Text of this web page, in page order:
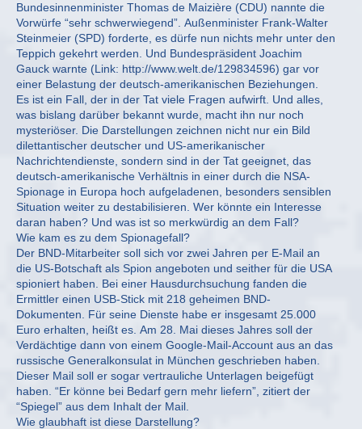
Bundesinnenminister Thomas de Maizière (CDU) nannte die
Vorwürfe “sehr schwerwiegend”. Außenminister Frank-Walter
Steinmeier (SPD) forderte, es dürfe nun nichts mehr unter den
Teppich gekehrt werden. Und Bundespräsident Joachim
Gauck warnte (Link: http://www.welt.de/129834596) gar vor
einer Belastung der deutsch-amerikanischen Beziehungen.
Es ist ein Fall, der in der Tat viele Fragen aufwirft. Und alles,
was bislang darüber bekannt wurde, macht ihn nur noch
mysteriöser. Die Darstellungen zeichnen nicht nur ein Bild
dilettantischer deutscher und US-amerikanischer
Nachrichtendienste, sondern sind in der Tat geeignet, das
deutsch-amerikanische Verhältnis in einer durch die NSA-
Spionage in Europa hoch aufgeladenen, besonders sensiblen
Situation weiter zu destabilisieren. Wer könnte ein Interesse
daran haben? Und was ist so merkwürdig an dem Fall?
Wie kam es zu dem Spionagefall?
Der BND-Mitarbeiter soll sich vor zwei Jahren per E-Mail an
die US-Botschaft als Spion angeboten und seither für die USA
spioniert haben. Bei einer Hausdurchsuchung fanden die
Ermittler einen USB-Stick mit 218 geheimen BND-
Dokumenten. Für seine Dienste habe er insgesamt 25.000
Euro erhalten, heißt es. Am 28. Mai dieses Jahres soll der
Verdächtige dann von einem Google-Mail-Account aus an das
russische Generalkonsulat in München geschrieben haben.
Dieser Mail soll er sogar vertrauliche Unterlagen beigefügt
haben. “Er könne bei Bedarf gern mehr liefern”, zitiert der
“Spiegel” aus dem Inhalt der Mail.
Wie glaubhaft ist diese Darstellung?